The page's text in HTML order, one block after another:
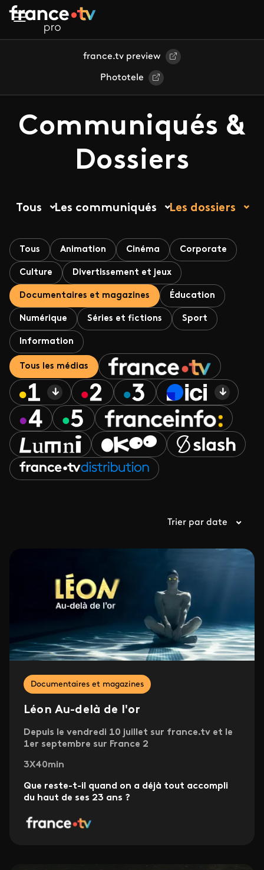
Aller au contenu principal
france.tv preview
Phototele
Communiqués &
Dossiers
Tous Les communiqués Les dossiers
Tous Animation Cinéma Corporate
Culture Divertissement et jeux
Documentaires et magazines Éducation
Numérique Séries et fictions Sport
Information
Tous les médias
Trier par date
Documentaires et magazines
Léon Au-delà de l'or
Depuis le vendredi 10 juillet sur france.tv et le
1er septembre sur France 2
3X40min
Que reste-t-il quand on a déjà tout accompli
du haut de ses 23 ans ?